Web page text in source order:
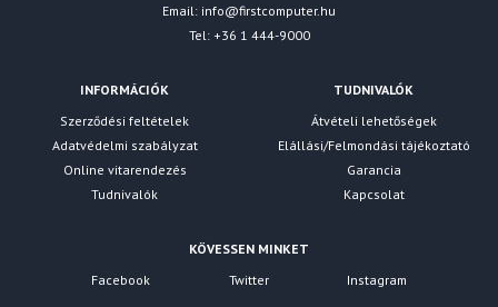
Email: info@firstcomputer.hu
Tel: +36 1 444-9000
INFORMÁCIÓK
Szerződési feltételek
Adatvédelmi szabályzat
Online vitarendezés
Tudnivalók
TUDNIVALÓK
Átvételi lehetőségek
Elállási/Felmondási tájékoztató
Garancia
Kapcsolat
KÖVESSEN MINKET
Facebook
Twitter Instagram